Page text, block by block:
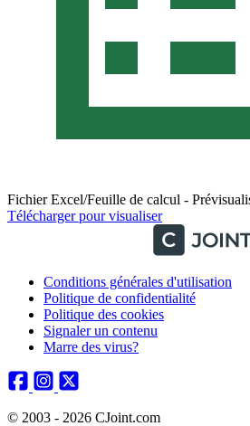
Fichier Excel/Feuille de calcul -
Télécharger pour visualiser
Conditions générales d'utilisation
Politique de confidentialité
Politique des cookies
Signaler un contenu
Marre des virus?
© 2003 - 2026 CJoint.com